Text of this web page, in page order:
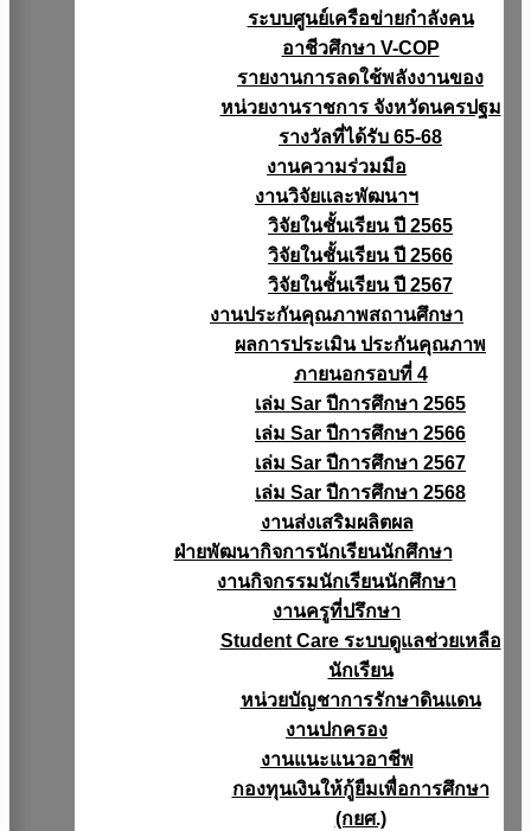
ระบบศูนย์เครือข่ายกำลังคน
อาชีวศึกษา V-COP
รายงานการลดใช้พลังงานของ
หน่วยงานราชการ จังหวัดนครปฐม
รางวัลที่ได้รับ 65-68
งานความร่วมมือ
งานวิจัยเเละพัฒนาฯ
วิจัยในชั้นเรียน ปี 2565
วิจัยในชั้นเรียน ปี 2566
วิจัยในชั้นเรียน ปี 2567
งานประกันคุณภาพสถานศึกษา
ผลการประเมิน ประกันคุณภาพ
ภายนอกรอบที่ 4
เล่ม Sar ปีการศึกษา 2565
เล่ม Sar ปีการศึกษา 2566
เล่ม Sar ปีการศึกษา 2567
เล่ม Sar ปีการศึกษา 2568
งานส่งเสริมผลิตผล
ฝ่ายพัฒนากิจการนักเรียนนักศึกษา
งานกิจกรรมนักเรียนนักศึกษา
งานครูที่ปรึกษา
Student Care ระบบดูแลช่วยเหลือ
นักเรียน
หน่วยบัญชาการรักษาดินแดน
งานปกครอง
งานแนะแนวอาชีพ
กองทุนเงินให้กู้ยืมเพื่อการศึกษา
(กยศ.)